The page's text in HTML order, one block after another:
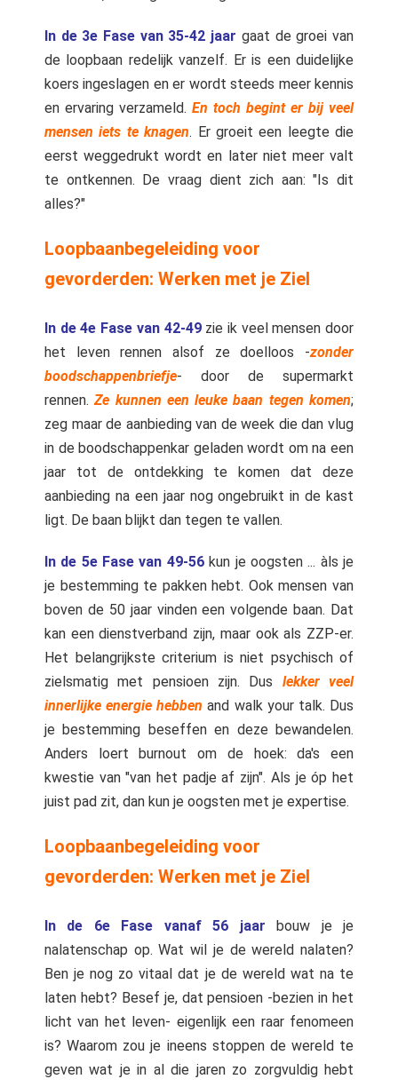
In de 3e Fase van 35-42 jaar gaat de groei van
de loopbaan redelijk vanzelf. Er is een duidelijke
koers ingeslagen en er wordt steeds meer kennis
en ervaring verzameld. En toch begint er bij veel
mensen iets te knagen. Er groeit een leegte die
eerst weggedrukt wordt en later niet meer valt
te ontkennen. De vraag dient zich aan: "Is dit
alles?"
Loopbaanbegeleiding voor
gevorderden: Werken met je Ziel
In de 4e Fase van 42-49zie ik veel mensen door
het leven rennen alsof ze doelloos -zonder
boodschappenbriefje- door de supermarkt
rennen.Ze kunnen een leuke baan tegen komen;
zeg maar de aanbieding van de week die dan vlug
in de boodschappenkar geladen wordt om na een
jaar tot de ontdekking te komen dat deze
aanbieding na een jaar nog ongebruikt in de kast
ligt. De baan blijkt dan tegen te vallen.
In de 5e Fase van 49-56kun je oogsten ... àls je
je bestemming te pakken hebt. Ook mensen van
boven de 50 jaar vinden een volgende baan. Dat
kan een dienstverband zijn, maar ook als ZZP-er.
Het belangrijkste criterium is niet psychisch of
zielsmatig met pensioen zijn. Dus lekker veel
innerlijke energie hebben and walk your talk. Dus
je bestemming beseffen en deze bewandelen.
Anders loert burnout om de hoek: da's een
kwestie van "van het padje af zijn". Als je óp het
juist pad zit, dan kun je oogsten met je expertise.
Loopbaanbegeleiding voor
gevorderden: Werken met je Ziel
In de 6e Fase vanaf 56 jaar bouw je je
nalatenschap op. Wat wil je de wereld nalaten?
Ben je nog zo vitaal dat je de wereld wat na te
laten hebt? Besef je, dat pensioen -bezien in het
licht van het leven- eigenlijk een raar fenomeen
is? Waarom zou je ineens stoppen de wereld te
geven wat je in al die jaren zo zorgvuldig hebt